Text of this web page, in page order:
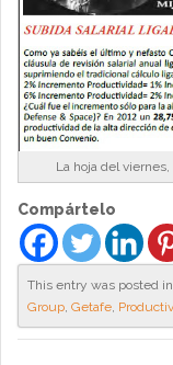
La hoja del
Compártelo
This entry was posted in
Group, Getafe,